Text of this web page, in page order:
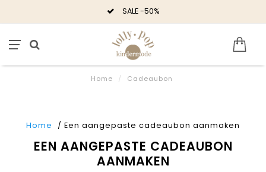
SALE -50%
Home / Cadeaubon
Home / Een aangepaste cadeaubon aanmaken
EEN AANGEPASTE CADEAUBON
AANMAKEN